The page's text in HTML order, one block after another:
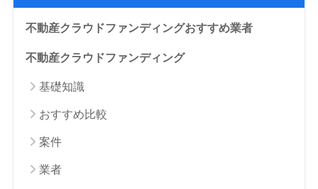
不動産クラウドファンディングおすすめ業者
不動産クラウドファンディング
基礎知識
おすすめ比較
案件
業者